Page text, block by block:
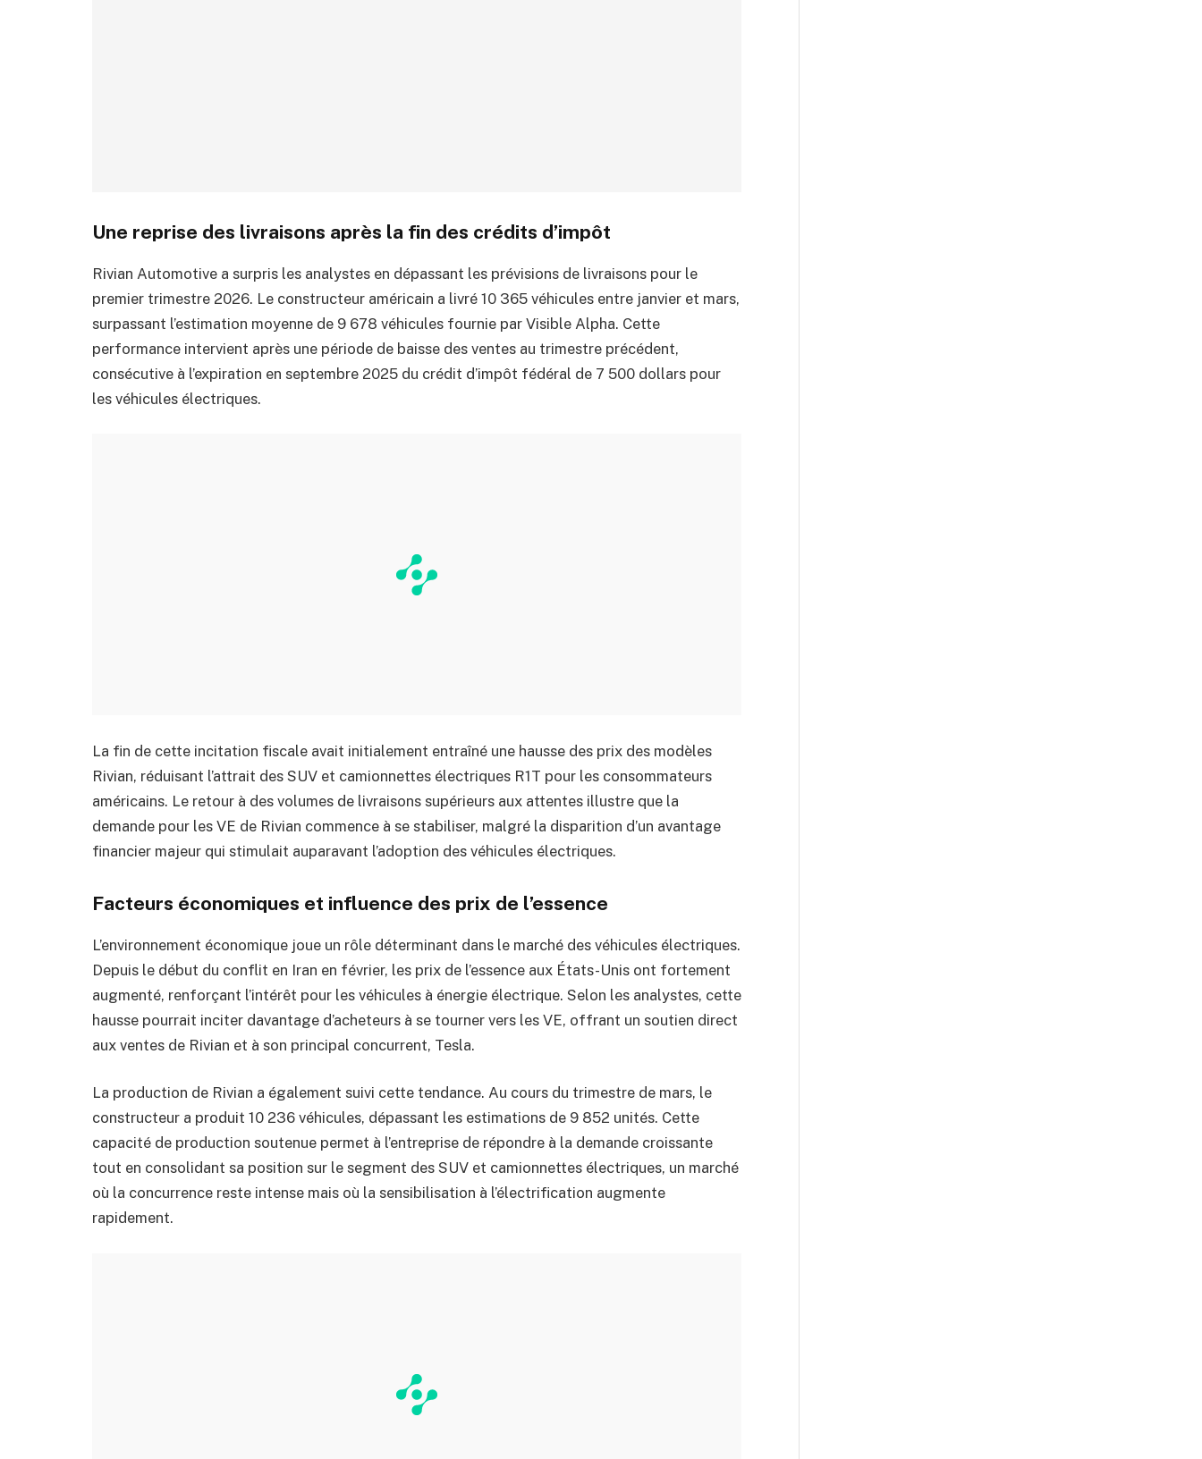
Une reprise des livraisons après la fin des crédits d’impôt
Rivian Automotive a surpris les analystes en dépassant les prévisions de livraisons pour le
premier trimestre 2026. Le constructeur américain a livré 10 365 véhicules entre janvier et mars,
surpassant l’estimation moyenne de 9 678 véhicules fournie par Visible Alpha. Cette
performance intervient après une période de baisse des ventes au trimestre précédent,
consécutive à l’expiration en septembre 2025 du crédit d’impôt fédéral de 7 500 dollars pour
les véhicules électriques.
La fin de cette incitation fiscale avait initialement entraîné une hausse des prix des modèles
Rivian, réduisant l’attrait des SUV et camionnettes électriques R1T pour les consommateurs
américains. Le retour à des volumes de livraisons supérieurs aux attentes illustre que la
demande pour les VE de Rivian commence à se stabiliser, malgré la disparition d’un avantage
financier majeur qui stimulait auparavant l’adoption des véhicules électriques.
Facteurs économiques et influence des prix de l’essence
L’environnement économique joue un rôle déterminant dans le marché des véhicules électriques.
Depuis le début du conflit en Iran en février, les prix de l’essence aux États-Unis ont fortement
augmenté, renforçant l’intérêt pour les véhicules à énergie électrique. Selon les analystes, cette
hausse pourrait inciter davantage d’acheteurs à se tourner vers les VE, offrant un soutien direct
aux ventes de Rivian et à son principal concurrent, Tesla.
La production de Rivian a également suivi cette tendance. Au cours du trimestre de mars, le
constructeur a produit 10 236 véhicules, dépassant les estimations de 9 852 unités. Cette
capacité de production soutenue permet à l’entreprise de répondre à la demande croissante
tout en consolidant sa position sur le segment des SUV et camionnettes électriques, un marché
où la concurrence reste intense mais où la sensibilisation à l’électrification augmente
rapidement.